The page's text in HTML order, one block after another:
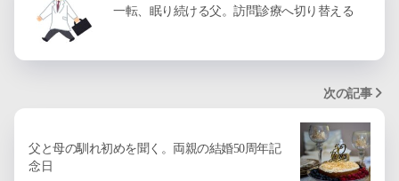
一転、眠り続ける父。訪問診療へ切り替える
次の記事
父と母の馴れ初めを聞く。両親の結婚50周年記
念日